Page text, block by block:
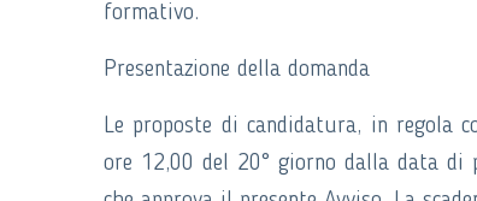
formativo.
Presentazione della domanda
Le proposte di candidatura, in regola
ore 12,00 del 20° giorno dalla data di